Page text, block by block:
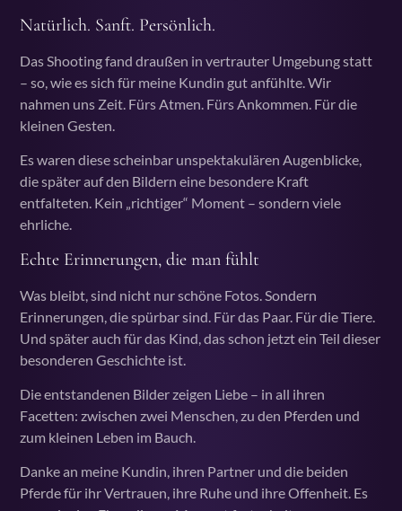
Natürlich. Sanft. Persönlich.
Das Shooting fand draußen in vertrauter Umgebung statt
– so, wie es sich für meine Kundin gut anfühlte. Wir
nahmen uns Zeit. Fürs Atmen. Fürs Ankommen. Für die
kleinen Gesten.
Es waren diese scheinbar unspektakulären Augenblicke,
die später auf den Bildern eine besondere Kraft
entfalteten. Kein „richtiger“ Moment – sondern viele
ehrliche.
Echte Erinnerungen, die man fühlt
Was bleibt, sind nicht nur schöne Fotos. Sondern
Erinnerungen, die spürbar sind. Für das Paar. Für die Tiere.
Und später auch für das Kind, das schon jetzt ein Teil dieser
besonderen Geschichte ist.
Die entstandenen Bilder zeigen Liebe – in all ihren
Facetten: zwischen zwei Menschen, zu den Pferden und
zum kleinen Leben im Bauch.
Danke an meine Kundin, ihren Partner und die beiden
Pferde für ihr Vertrauen, ihre Ruhe und ihre Offenheit. Es